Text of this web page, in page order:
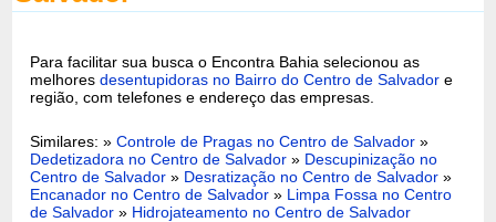
Para facilitar sua busca o Encontra Bahia selecionou as
melhoresdesentupidoras no Bairro do Centro de Salvador e
região, com telefones e endereço das empresas.
Similares: »Controle de Pragas no Centro de Salvador »
Dedetizadora no Centro de Salvador » Descupinização no
Centro de Salvador » Desratização no Centro de Salvador »
Encanador no Centro de Salvador » Limpa Fossa no Centro
de Salvador » Hidrojateamento no Centro de Salvador